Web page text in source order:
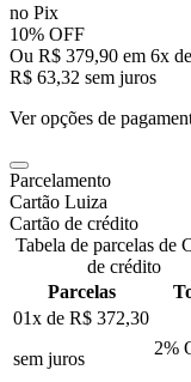
no Pix
10% OFF
Ou R$ 379,90 em 6x
R$ 63,32 sem juros
Ver opções de
Parcelamento
Cartão Luiza
Cartão de crédito
Tabela de parcelas de
de crédito
Parcelas
01x de R$ 372,30
sem juros
2%